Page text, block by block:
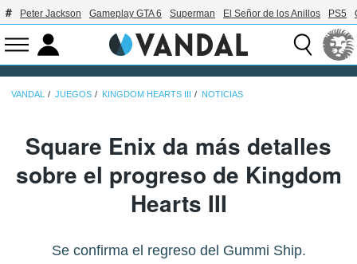
Peter Jackson Gameplay GTA 6 Superman El Señor de los Anillos PS5
VANDAL JUEGOS KINGDOM HEARTS III NOTICIAS
Square Enix da más detalles
sobre el progreso de Kingdom
Hearts III
Se confirma el regreso del Gummi Ship.